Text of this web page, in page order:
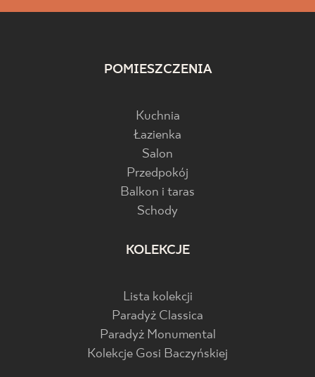
POMIESZCZENIA
Kuchnia
Łazienka
Salon
Przedpokój
Balkon i taras
Schody
KOLEKCJE
Lista kolekcji
Paradyż Classica
Paradyż Monumental
Kolekcje Gosi Baczyńskiej